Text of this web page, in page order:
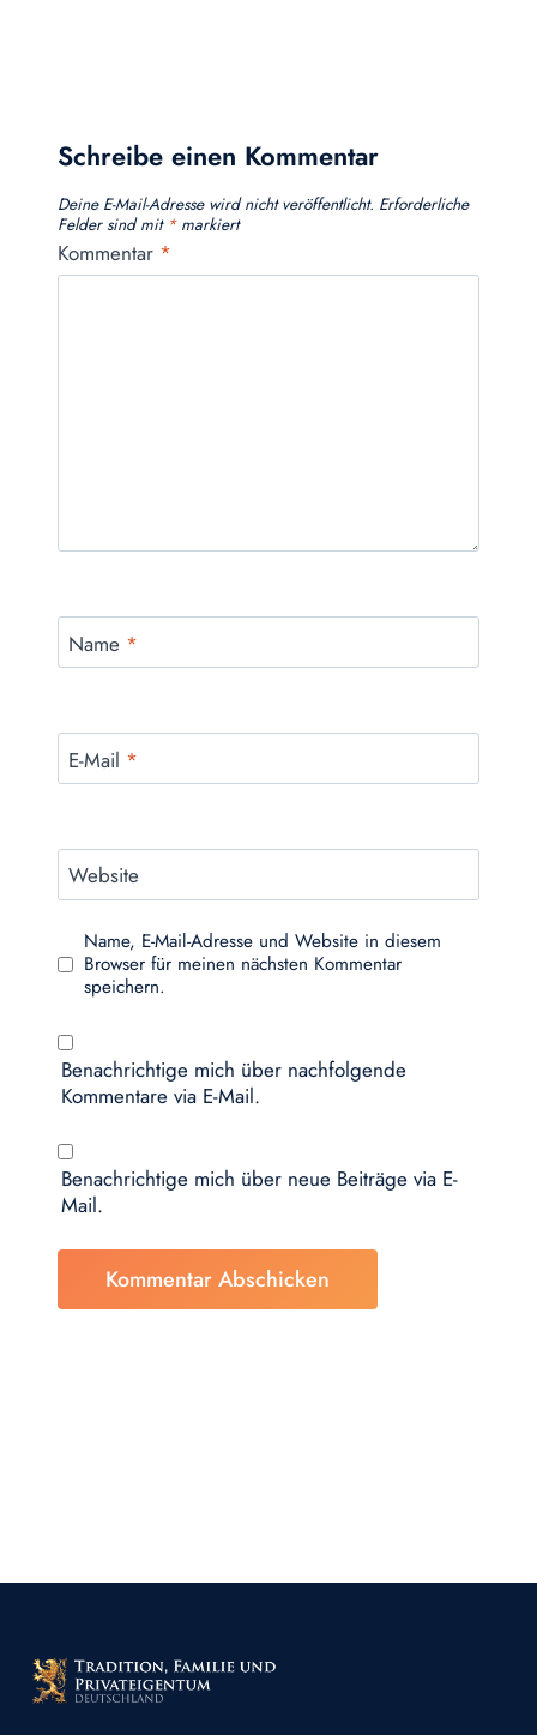
Schreibe einen Kommentar
Deine E-Mail-Adresse wird nicht veröffentlicht. Erforderliche
Felder sind mit *markiert
Kommentar *
Name *
E-Mail *
Website
Name, E-Mail-Adresse und Website in diesem
Browser für meinen nächsten Kommentar
speichern.
Benachrichtige mich über nachfolgende
Kommentare via E-Mail.
Benachrichtige mich über neue Beiträge via E-
Mail.